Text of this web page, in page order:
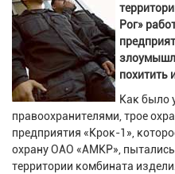
Рог»
похитить
Как было
правоохранителями, трое
предприятия «Крок-1»,
охрану ОАО «АМКР»,
территории комбината